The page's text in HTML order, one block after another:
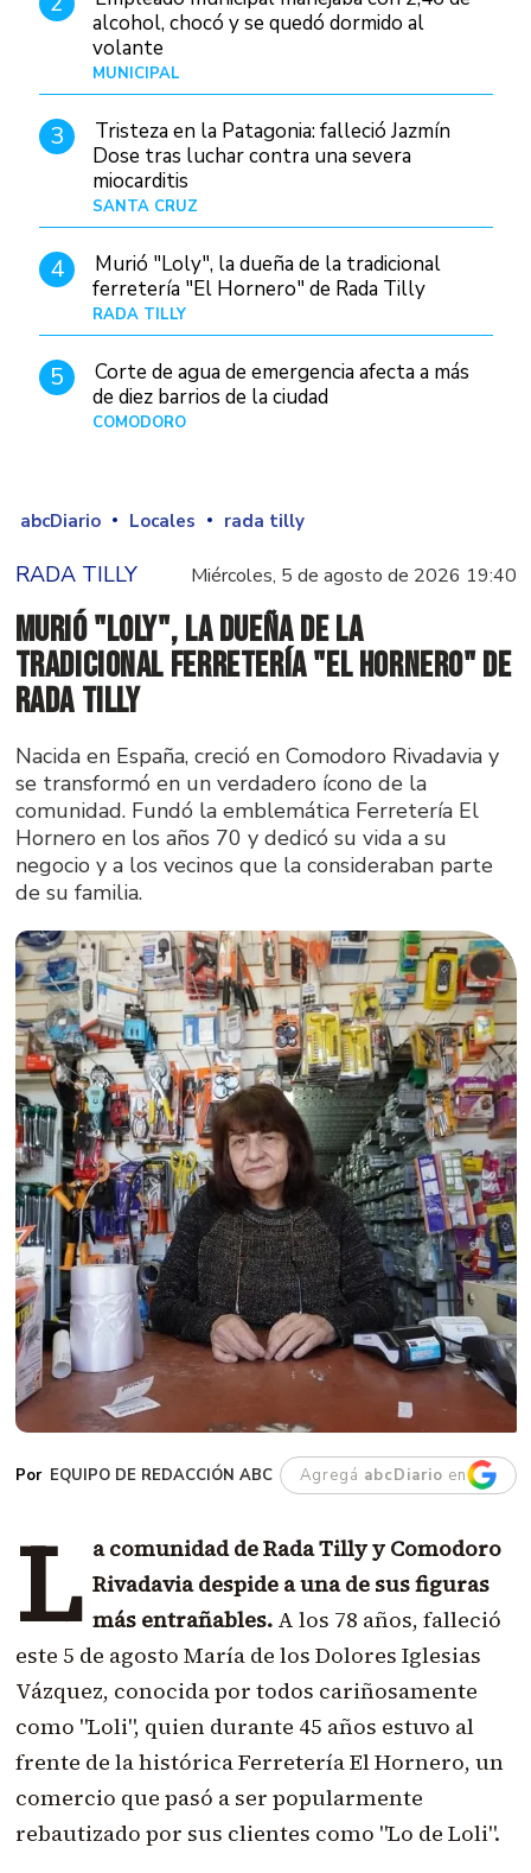
alcohol, chocó y se quedó dormido al
volante
MUNICIPAL
3
Tristeza en la Patagonia: falleció Jazmín
Dose tras luchar contra una severa
miocarditis
SANTA CRUZ
4
Murió "Loly", la dueña de la tradicional
ferretería "El Hornero" de Rada Tilly
RADA TILLY
5
Corte de agua de emergencia afecta a más
de diez barrios de la ciudad
COMODORO
abcDiario Locales rada tilly
RADA TILLY Miércoles, 5 de agosto de 2026 19:40
Murió "Loly", la dueña de la
tradicional ferretería "El Hornero" de
Rada Tilly
Nacida en España, creció en Comodoro Rivadavia y
se transformó en un verdadero ícono de la
comunidad. Fundó la emblemática Ferretería El
Hornero en los años 70 y dedicó su vida a su
negocio y a los vecinos que la consideraban parte
de su familia.
EQUIPO DE REDACCIÓN ABC Agregá abcDiario en
L a comunidad de Rada Tilly y Comodoro
Rivadavia despide a una de sus figuras
más entrañables.A los 78 años, falleció
este 5 de agosto María de los Dolores Iglesias
Vázquez, conocida por todos cariñosamente
como "Loli", quien durante 45 años estuvo al
frente de la histórica Ferretería El Hornero, un
comercio que pasó a ser popularmente
rebautizado por sus clientes como "Lo de Loli".